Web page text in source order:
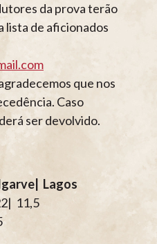
da prova terão
lista de aficionados
que nos
Caso
ser devolvido.
Lagos
11,5